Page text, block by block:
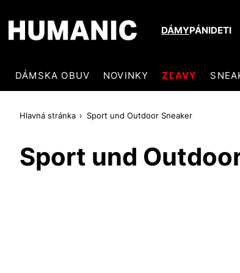
DÁMYPÁNIDETI
DÁMSKA OBUV NOVINKY ZĽAVY
Hlavná stránka Sport und Outdoor Sneaker
Sport und